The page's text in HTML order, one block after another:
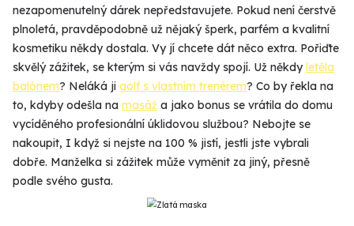
nezapomenutelný dárek nepředstavujete. Pokud není čerstvě
plnoletá, pravděpodobně už nějaký šperk, parfém a kvalitní
kosmetiku někdy dostala. Vy jí chcete dát něco extra. Pořiďte
skvělý zážitek, se kterým si vás navždy spojí. Už někdyletěla
balónem? Neláká ji golf s vlastním trenérem? Co by řekla na
to, kdyby odešla na masáž a jako bonus se vrátila do domu
vycíděného profesionální úklidovou službou? Nebojte se
nakoupit, I když si nejste na 100 % jistí, jestli jste vybrali
dobře. Manželka si zážitek může vyměnit za jiný, přesně
podle svého gusta.